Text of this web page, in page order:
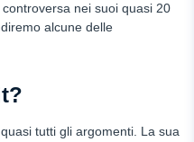
nei suoi quasi 20
alcune delle
tutti gli argomenti. La sua